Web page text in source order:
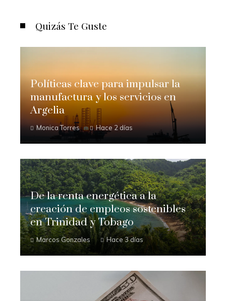
Quizás Te Guste
Políticas clave para impulsar la
manufactura y los servicios en
Argelia
Monica Torres Hace 2 días
De la renta energética a la
creación de empleos sostenibles
en Trinidad y Tobago
Marcos Gonzales Hace 3 días